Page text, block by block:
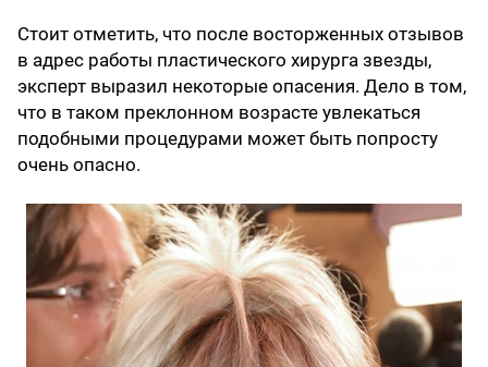
Стоит отметить, что после восторженных отзывов
в адрес работы пластического хирурга звезды,
эксперт выразил некоторые опасения. Дело в том,
что в таком преклонном возрасте увлекаться
подобными процедурами может быть попросту
очень опасно.